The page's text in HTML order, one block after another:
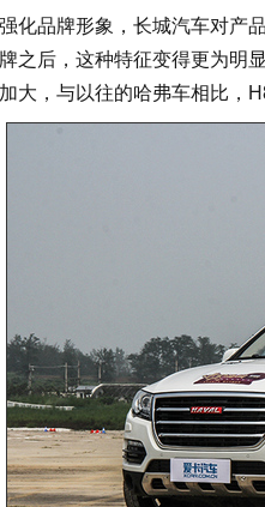
化品牌形象，长城汽车对产
之后，这种特征变得更为明
大，与以往的哈弗车相比，